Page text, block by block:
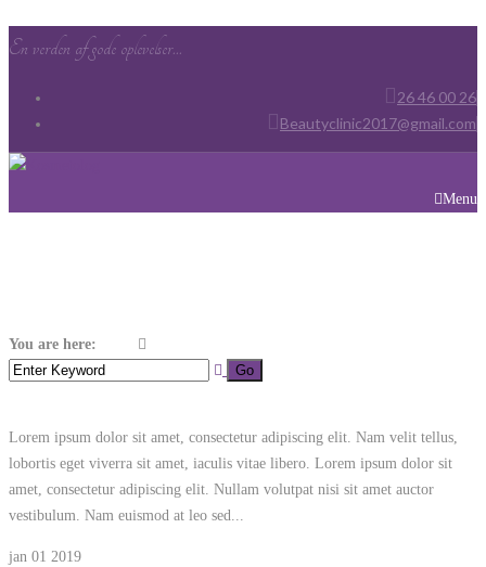
En verden af gode oplevelser...
26 46 00 26
Beautyclinic2017@gmail.com
Menu
You are here:
Lorem ipsum dolor sit amet, consectetur adipiscing elit. Nam velit tellus,
lobortis eget viverra sit amet, iaculis vitae libero. Lorem ipsum dolor sit
amet, consectetur adipiscing elit. Nullam volutpat nisi sit amet auctor
vestibulum. Nam euismod at leo sed...
jan 01 2019